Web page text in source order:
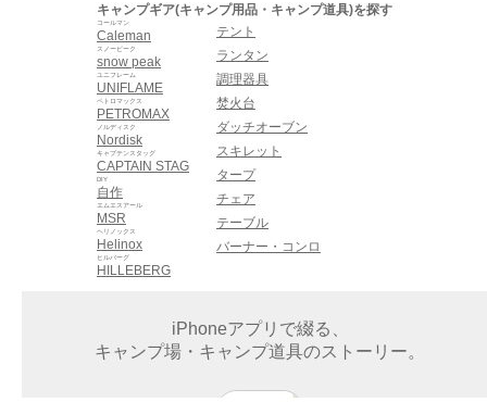
キャンプギア(キャンプ用品・キャンプ道具)を探す
Caleman
コールマン
snow peak
スノーピーク
UNIFLAME
ユニフレーム
PETROMAX
ペトロマックス
Nordisk
ノルディスク
CAPTAIN STAG
キャプテンスタッグ
自作
DIY
MSR
エムエスアール
Helinox
ヘリノックス
HILLEBERG
ヒルバーグ
テント
ランタン
調理器具
焚火台
ダッチオーブン
スキレット
タープ
チェア
テーブル
バーナー・コンロ
iPhoneアプリで綴る、
キャンプ場・キャンプ道具のストーリー。